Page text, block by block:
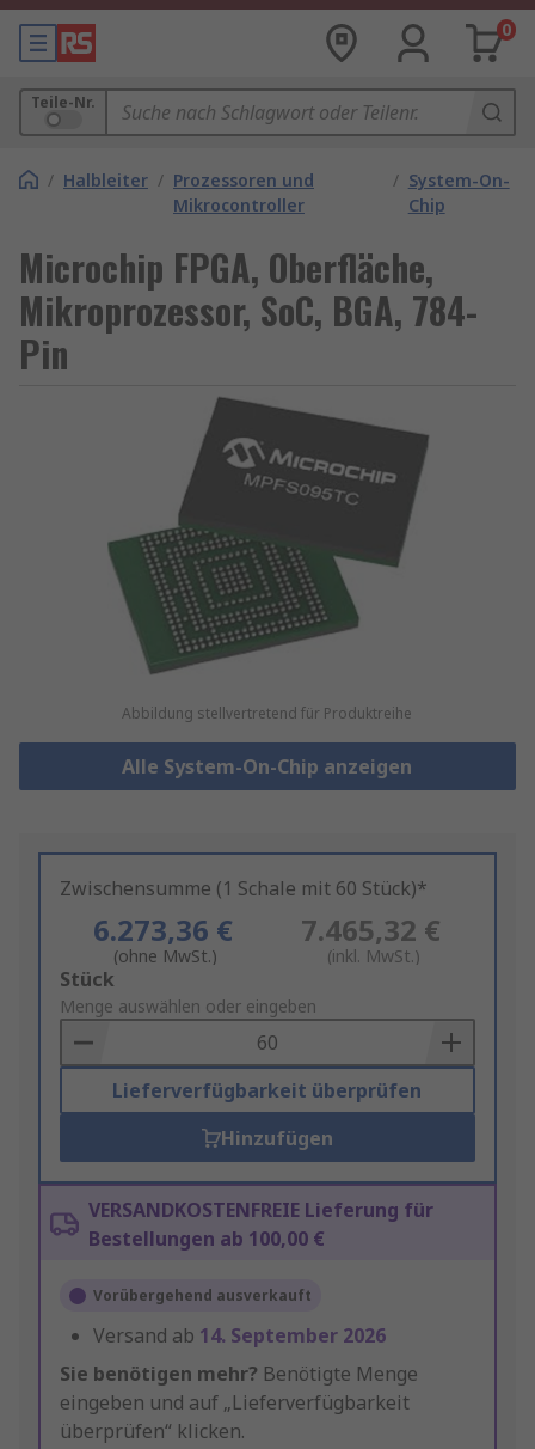
0
Teile-Nr.
/ Halbleiter / Prozessoren und
Mikrocontroller
/ System-On-
Chip
Microchip FPGA, Oberfläche,
Mikroprozessor, SoC, BGA, 784-
Pin
Abbildung stellvertretend für Produktreihe
Alle System-On-Chip anzeigen
Zwischensumme (1 Schale mit 60 Stück)*
6.273,36 €
(ohne MwSt.)
7.465,32 €
(inkl. MwSt.)
Add
to
Basket
Stück
Menge auswählen oder eingeben
Lieferverfügbarkeit überprüfen
Hinzufügen
VERSANDKOSTENFREIE Lieferung für
Bestellungen ab 100,00 €
Vorübergehend ausverkauft
Versand ab 14. September 2026
Sie benötigen mehr? Benötigte Menge
eingeben und auf „Lieferverfügbarkeit
überprüfen“ klicken.